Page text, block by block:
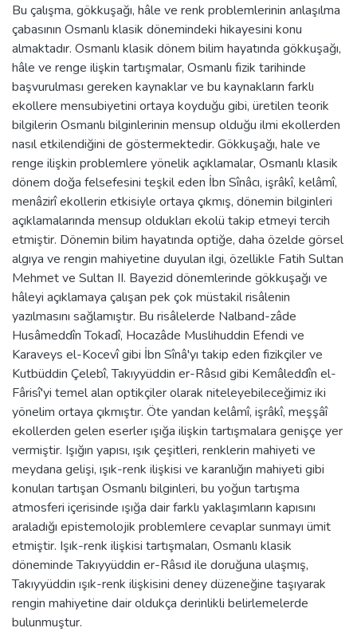
Bu çalışma, gökkuşağı, hâle ve renk problemlerinin anlaşılma
çabasının Osmanlı klasik dönemindeki hikayesini konu
almaktadır. Osmanlı klasik dönem bilim hayatında gökkuşağı,
hâle ve renge ilişkin tartışmalar, Osmanlı fizik tarihinde
başvurulması gereken kaynaklar ve bu kaynakların farklı
ekollere mensubiyetini ortaya koyduğu gibi, üretilen teorik
bilgilerin Osmanlı bilginlerinin mensup olduğu ilmi ekollerden
nasıl etkilendiğini de göstermektedir. Gökkuşağı, hale ve
renge ilişkin problemlere yönelik açıklamalar, Osmanlı klasik
dönem doğa felsefesini teşkil eden İbn Sînâcı, işrâkî, kelâmî,
menâzirî ekollerin etkisiyle ortaya çıkmış, dönemin bilginleri
açıklamalarında mensup oldukları ekolü takip etmeyi tercih
etmiştir. Dönemin bilim hayatında optiğe, daha özelde görsel
algıya ve rengin mahiyetine duyulan ilgi, özellikle Fatih Sultan
Mehmet ve Sultan II. Bayezid dönemlerinde gökkuşağı ve
hâleyi açıklamaya çalışan pek çok müstakil risâlenin
yazılmasını sağlamıştır. Bu risâlelerde Nalband-zâde
Husâmeddîn Tokadî, Hocazâde Muslihuddin Efendi ve
Karaveys el-Kocevî gibi İbn Sînâ'yı takip eden fizikçiler ve
Kutbüddin Çelebî, Takıyyüddin er-Râsıd gibi Kemâleddîn el-
Fârisî'yi temel alan optikçiler olarak niteleyebileceğimiz iki
yönelim ortaya çıkmıştır. Öte yandan kelâmî, işrâkî, meşşâî
ekollerden gelen eserler ışığa ilişkin tartışmalara genişçe yer
vermiştir. Işığın yapısı, ışık çeşitleri, renklerin mahiyeti ve
meydana gelişi, ışık-renk ilişkisi ve karanlığın mahiyeti gibi
konuları tartışan Osmanlı bilginleri, bu yoğun tartışma
atmosferi içerisinde ışığa dair farklı yaklaşımların kapısını
araladığı epistemolojik problemlere cevaplar sunmayı ümit
etmiştir. Işık-renk ilişkisi tartışmaları, Osmanlı klasik
döneminde Takıyyüddin er-Râsıd ile doruğuna ulaşmış,
Takıyyüddin ışık-renk ilişkisini deney düzeneğine taşıyarak
rengin mahiyetine dair oldukça derinlikli belirlemelerde
bulunmuştur.